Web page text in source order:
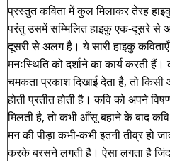
प्रस्तुत कविता में कुल मिलाकर तेरह
परंतु उसमें सम्मिलित हाइकु एक-दूसरे
दूसरी से अलग है। ये सारी हाइकु
मनःस्थिति को दर्शाने का कार्य करती
चमकता प्रकाश दिखाई देता है, तो
होती प्रतीत होती है। कवि को अपने
मिलती है, तो कभी आँसू बहाने के बाद
मन की पीड़ा कभी-कभी इतनी तीव्र हो
करके बरसने लगती है। ऐसा लगता है